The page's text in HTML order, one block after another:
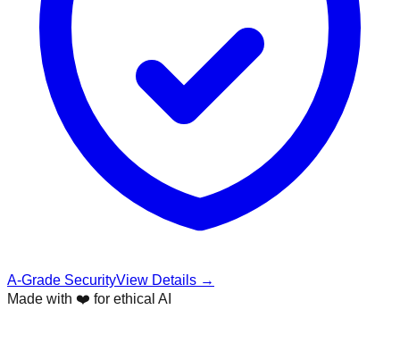
A-Grade SecurityView Details →
Made with ❤️ for ethical AI